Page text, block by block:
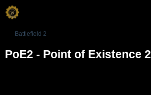
Battlefield 2
PoE2 - Point of Existence 2